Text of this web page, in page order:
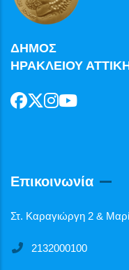
ΔΗΜΟΣ
ΗΡΑΚΛΕΙΟΥ
Επικοινωνία
Στ. Καραγιώργη 2 &
2132000100